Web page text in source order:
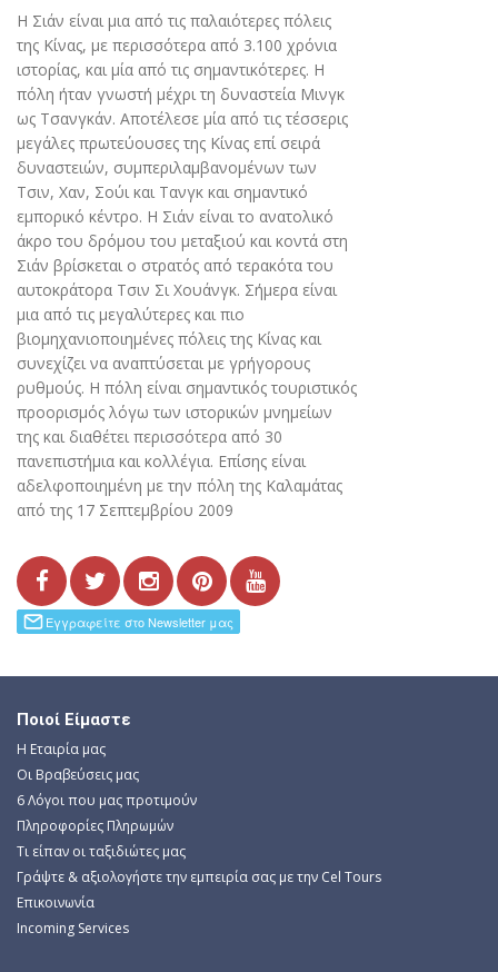
Η Σιάν είναι μια από τις παλαιότερες πόλεις
της Κίνας, με περισσότερα από 3.100 χρόνια
ιστορίας, και μία από τις σημαντικότερες. Η
πόλη ήταν γνωστή μέχρι τη δυναστεία Μινγκ
ως Τσανγκάν. Αποτέλεσε μία από τις τέσσερις
μεγάλες πρωτεύουσες της Κίνας επί σειρά
δυναστειών, συμπεριλαμβανομένων των
Τσιν, Χαν, Σούι και Τανγκ και σημαντικό
εμπορικό κέντρο. Η Σιάν είναι το ανατολικό
άκρο του δρόμου του μεταξιού και κοντά στη
Σιάν βρίσκεται ο στρατός από τερακότα του
αυτοκράτορα Τσιν Σι Χουάνγκ. Σήμερα είναι
μια από τις μεγαλύτερες και πιο
βιομηχανιοποιημένες πόλεις της Κίνας και
συνεχίζει να αναπτύσεται με γρήγορους
ρυθμούς. Η πόλη είναι σημαντικός τουριστικός
προορισμός λόγω των ιστορικών μνημείων
της και διαθέτει περισσότερα από 30
πανεπιστήμια και κολλέγια. Επίσης είναι
αδελφοποιημένη με την πόλη της Καλαμάτας
από της 17 Σεπτεμβρίου 2009
Ποιοί Είμαστε
Η Εταιρία μας
Οι Βραβεύσεις μας
6 Λόγοι που μας προτιμούν
Πληροφορίες Πληρωμών
Τι είπαν οι ταξιδιώτες μας
Γράψτε & αξιολογήστε την εμπειρία σας με την Cel Tours
Επικοινωνία
Incoming Services